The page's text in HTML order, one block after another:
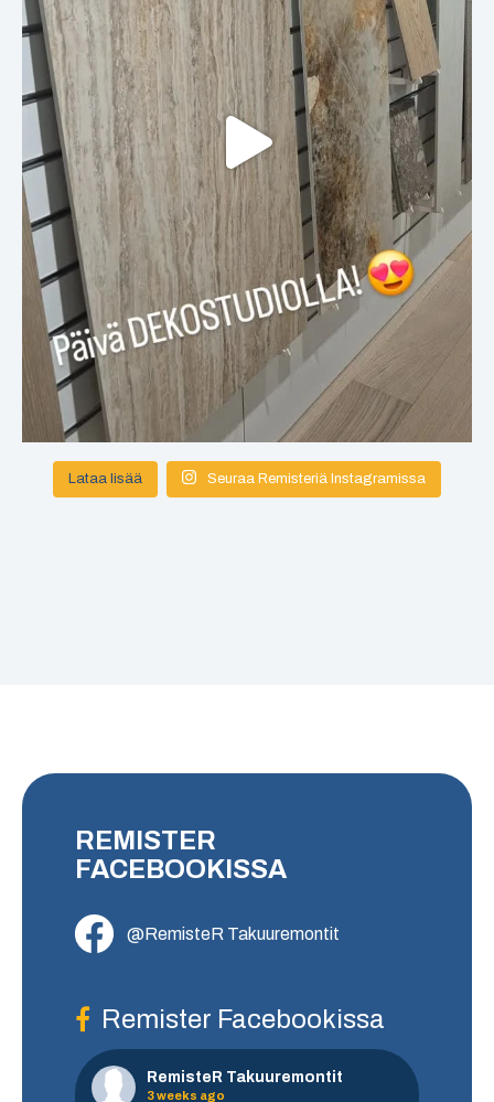
Lataa lisää Seuraa Remisteriä Instagramissa
REMISTER
FACEBOOKISSA
@RemisteR Takuuremontit
Remister Facebookissa
RemisteR Takuuremontit
3 weeks ago